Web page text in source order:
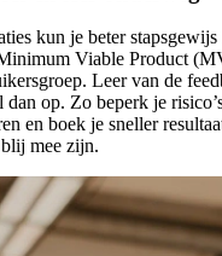
kun je beter
Viable Product
Leer van de
dan op. Zo beperk je
en boek je sneller
mee zijn.